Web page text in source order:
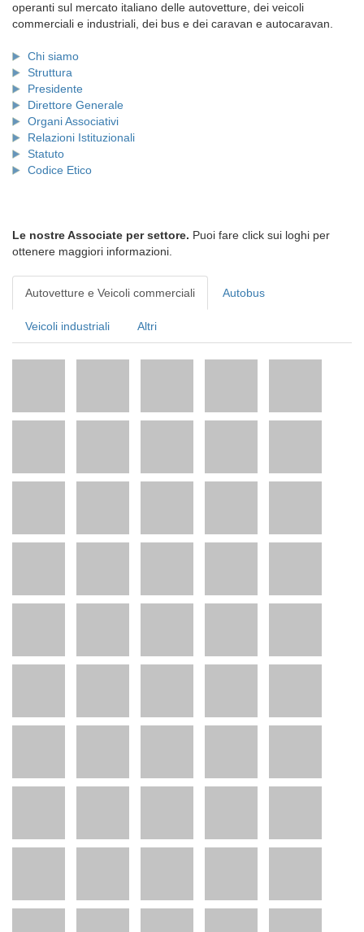
operanti sul mercato italiano delle autovetture, dei veicoli
commerciali e industriali, dei bus e dei caravan e autocaravan.
Chi siamo
Struttura
Presidente
Direttore Generale
Organi Associativi
Relazioni Istituzionali
Statuto
Codice Etico
Le nostre Associate per settore. Puoi fare click sui loghi per
ottenere maggiori informazioni.
Autovetture e Veicoli commerciali Autobus
Veicoli industriali Altri